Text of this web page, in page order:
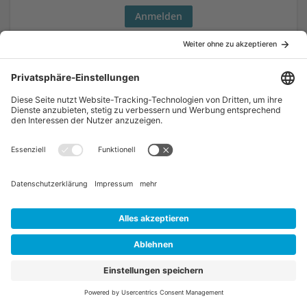
Noch keinen Account?
Als Bewerber*in registrieren
Als Unternehmen registrieren